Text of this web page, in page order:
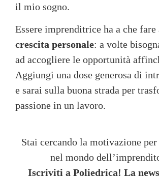
il mio sogno.
Essere imprenditrice ha a che fare
crescita personale: a volte
ad accogliere le opportunità
Aggiungi una dose generosa di
e sarai sulla buona strada per
passione in un lavoro.
Stai cercando la motivazione
nel mondo
Iscriviti a Poliedrica! La